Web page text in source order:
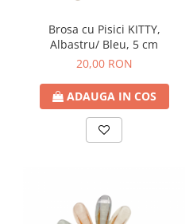
Brosa cu Pisici KITTY,
Albastru/ Bleu, 5 cm
20,00 RON
ADAUGA IN COS